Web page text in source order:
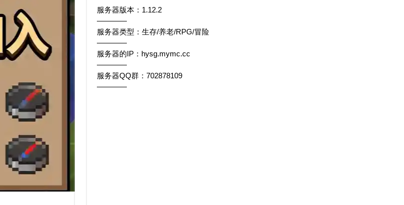
服务器版本：1.12.2
————
服务器类型：生存/养老/RPG/冒险
————
服务器的IP：hysg.mymc.cc
————
服务器QQ群：702878109
————